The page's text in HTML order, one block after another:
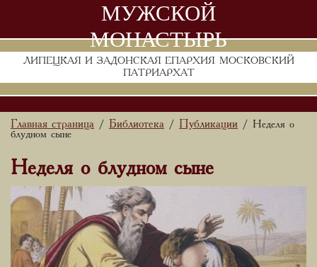
МУЖСКОЙ
МОНАСТЫРЬ
ЛИПЕЦКАЯ И ЗАДОНСКАЯ ЕПАРХИЯ МОСКОВСКИЙ
ПАТРИАРХАТ
Главная страница / Библиотека / Публикации / Неделя о
блудном сыне
Неделя о блудном сыне